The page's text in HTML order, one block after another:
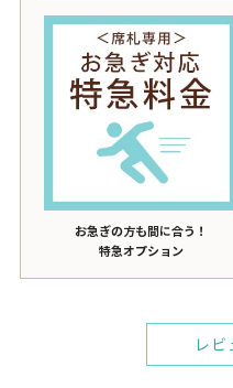
お急ぎの方も間に合う！
特急オプション
レビ